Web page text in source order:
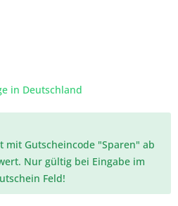
in Deutschland
mit Gutscheincode "Sparen" ab
Nur gültig bei Eingabe im
Feld!